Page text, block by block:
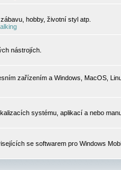
hobby, životní styl atp.
nástrojích.
zařízením a Windows, MacOS,
systému, aplikací a nebo
se softwarem pro Windows